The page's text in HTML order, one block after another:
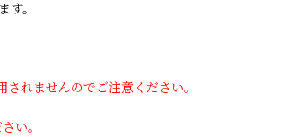
。
れませんのでご注意ください。
い。